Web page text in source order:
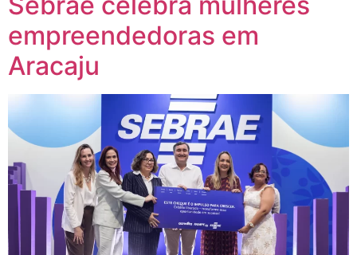
empreendedoras em
Aracaju